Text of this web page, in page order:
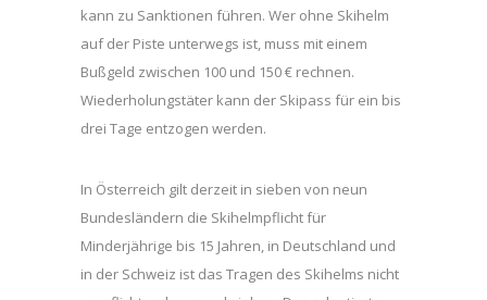
kann zu Sanktionen führen. Wer ohne Skihelm
auf der Piste unterwegs ist, muss mit einem
Bußgeld zwischen 100 und 150 € rechnen.
Wiederholungstäter kann der Skipass für ein bis
drei Tage entzogen werden.
In Österreich gilt derzeit in sieben von neun
Bundesländern die Skihelmpflicht für
Minderjährige bis 15 Jahren, in Deutschland und
in der Schweiz ist das Tragen des Skihelms nicht